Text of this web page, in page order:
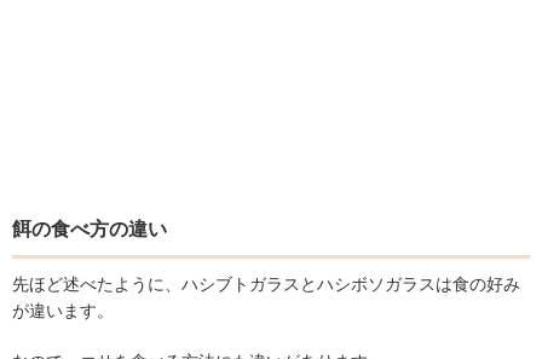
餌の食べ方の違い
先ほど述べたように、ハシブトガラスとハシボソガラスは食の好み
が違います。